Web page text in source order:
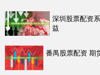
深圳股票配资
益
番禺股票配资 期